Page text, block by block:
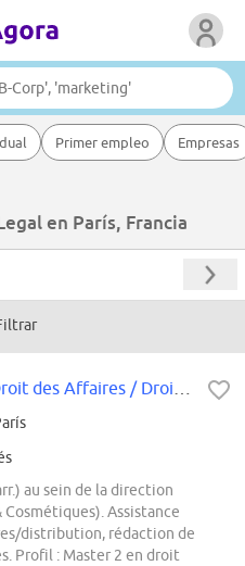
Primer empleo Empresas
en París, Francia
au sein de la direction
Assistance
distribution, rédaction de
Profil : Master 2 en droit